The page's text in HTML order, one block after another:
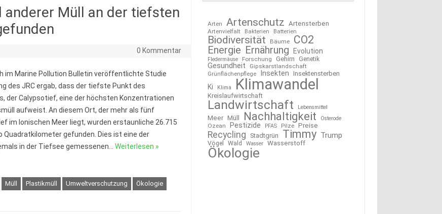
anderer Müll an der tiefsten
0 Kommentar
im Marine Pollution Bulletin veröffentlichte Studie
des JRC ergab, dass der tiefste Punkt des
der Calypsotief, eine der höchsten Konzentrationen
aufweist. An diesem Ort, der mehr als fünf
im Ionischen Meer liegt, wurden erstaunliche 26.715
Quadratkilometer gefunden. Dies ist eine der
in der Tiefsee gemessenen… Weiterlesen »
Müll Plastikmüll Umweltverschutzung Ökologie
Arten Artenschutz Artensterben
Artenvielfalt Bakterien Batterien
Biodiversität Bäume CO2
Energie Ernährung Evolution
Fledermäuse Forschung Gehirn Genetik
Gesundheit Gipskarstlandschaft
Grünflächenpflege Insekten Insektensterben
Ki Klima Klimawandel
Kreislaufwirtschaft
Landwirtschaft Lebensmittel
Meer Müll Nachhaltigkeit Osterode
Ozean Pestizide PFAS Pilze Preise
Recycling Stadtgrün Timmy Trump
Vögel Wald Wasser Wasserstoff
Ökologie